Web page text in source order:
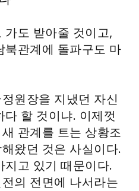
도 받아줄 것이고,
북관계에 돌파구도 마
원장을 지냈던 자신
할 것이냐. 이제껏
관계를 트는 상황조
왔던 것은 사실이다.
고 있기 때문이다.
의 전면에 나서라는